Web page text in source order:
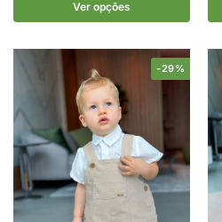
Ver opções
-29%